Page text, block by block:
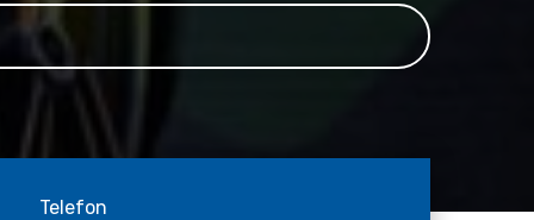
Telefon